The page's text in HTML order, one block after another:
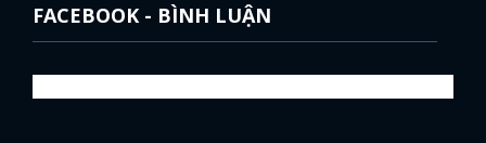
FACEBOOK - BÌNH LUẬN